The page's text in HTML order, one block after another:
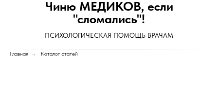
Чиню МЕДИКОВ, если
"сломались"!
ПСИХОЛОГИЧЕСКАЯ ПОМОЩЬ ВРАЧАМ
Главная → Каталог статей